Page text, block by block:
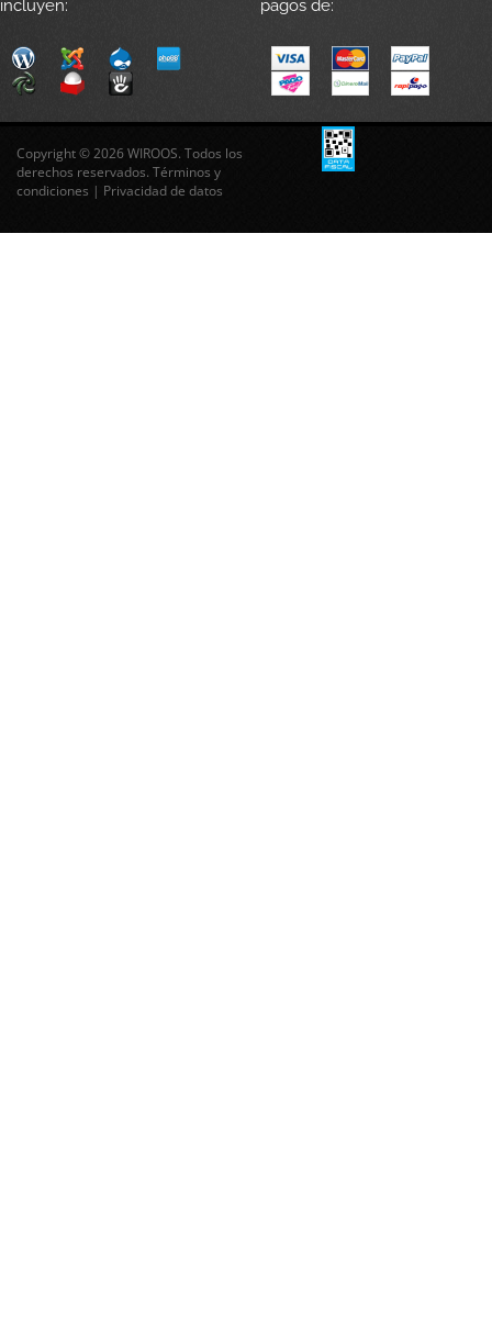
incluyen:
pagos de:
Copyright © 2026 WIROOS. Todos los
derechos reservados. Términos y
condiciones | Privacidad de datos